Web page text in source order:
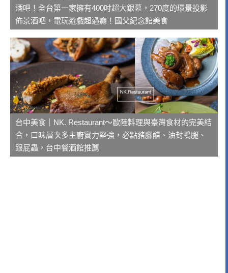
酒吧！全台第一家擁有400吋超大銀幕，270度的環景投影
佈景酒吧，電玩遊戲超過癮！國父紀念館美食
台中美食｜NK. Restaurant～歐陸料理與臺灣食材的完美結
合，口味層次多主廚實力堅強，必點豬腳醋、油封鴨腿、
跟屁蟲，台中餐酒館推薦